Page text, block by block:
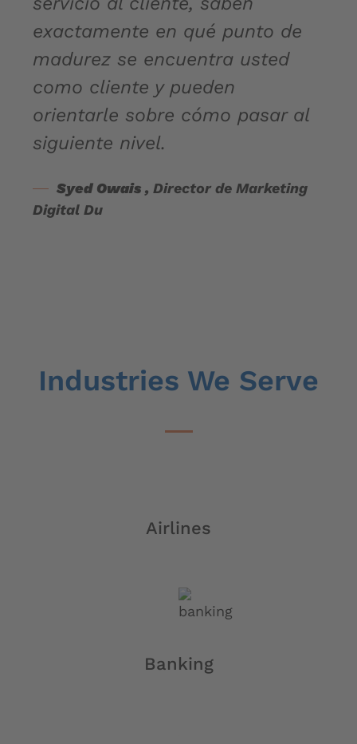
exactamente en qué punto de
madurez se encuentra usted
como cliente y pueden
orientarle sobre cómo pasar al
siguiente nivel.
Syed Owais , Director de Marketing
Digital Du
Industries We Serve​
Airlines
Banking